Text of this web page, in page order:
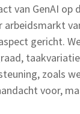
van GenAI op
arbeidsmarkt
gericht.
zoals
voor,